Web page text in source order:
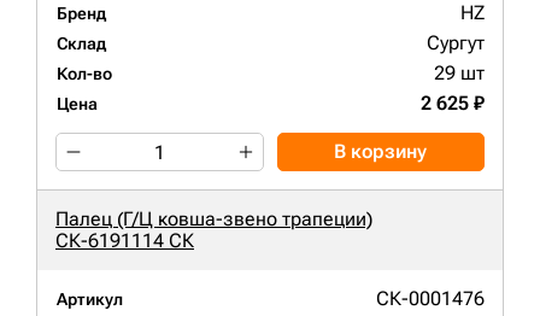
Бренд HZ
Склад Сургут
Кол-во 29 шт
Цена 2 625 ₽
В корзину
Палец (Г/Ц ковша-звено трапеции)
СК-6191114 СК
Артикул СК-0001476